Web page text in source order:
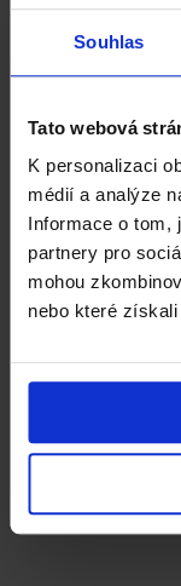
Souhlas
Tato webová
K personalizaci
médií a analýze
Informace o tom,
partnery pro
mohou
nebo které
230